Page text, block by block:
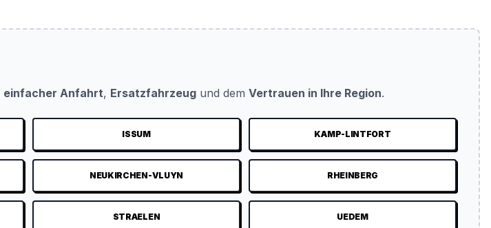
einfacher Anfahrt, Ersatzfahrzeug und dem Vertrauen in Ihre Region.
ISSUM KAMP-LINTFORT
NEUKIRCHEN-VLUYN RHEINBERG
STRAELEN UEDEM